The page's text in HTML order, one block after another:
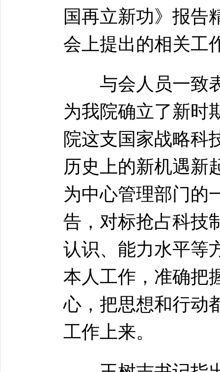
国再立新功》报告
会上提出的相关工
与会人员一致表
为我院确立了新时
院这支国家战略科
历史上的新机遇新
为中心管理部门的
告，对标抢占科技
认识、能力水平等
本人工作，准确把
心，把思想和行动
工作上来。